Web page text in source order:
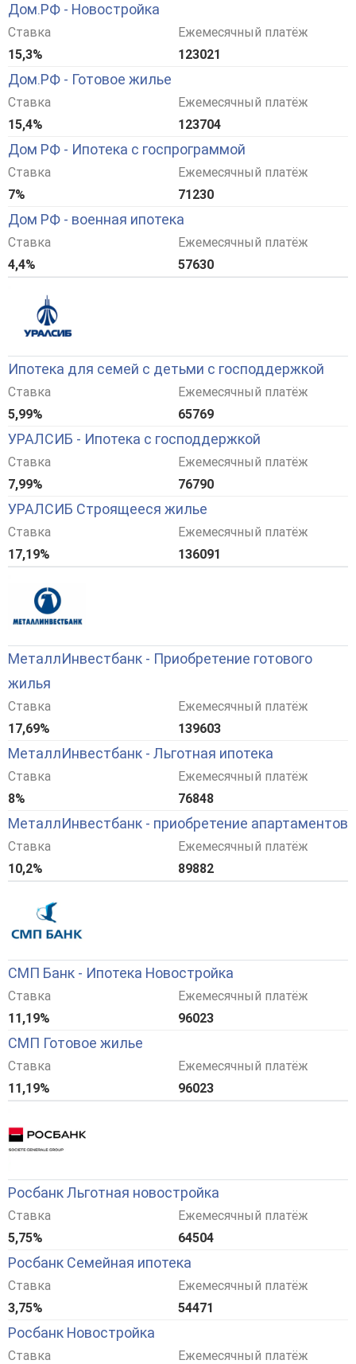
Дом.РФ - Новостройка
Ставка
15,3%
Ежемесячный платёж
123021
Дом.РФ - Готовое жилье
Ставка
15,4%
Ежемесячный платёж
123704
Дом РФ - Ипотека с госпрограммой
Ставка
7%
Ежемесячный платёж
71230
Дом РФ - военная ипотека
Ставка
4,4%
Ежемесячный платёж
57630
Ипотека для семей с детьми с господдержкой
Ставка
5,99%
Ежемесячный платёж
65769
УРАЛСИБ - Ипотека с господдержкой
Ставка
7,99%
Ежемесячный платёж
76790
УРАЛСИБ Строящееся жилье
Ставка
17,19%
Ежемесячный платёж
136091
МеталлИнвестбанк - Приобретение готового
жилья
Ставка
17,69%
Ежемесячный платёж
139603
МеталлИнвестбанк - Льготная ипотека
Ставка
8%
Ежемесячный платёж
76848
МеталлИнвестбанк - приобретение апартаментов
Ставка
10,2%
Ежемесячный платёж
89882
СМП Банк - Ипотека Новостройка
Ставка
11,19%
Ежемесячный платёж
96023
СМП Готовое жилье
Ставка
11,19%
Ежемесячный платёж
96023
Росбанк Льготная новостройка
Ставка
5,75%
Ежемесячный платёж
64504
Росбанк Семейная ипотека
Ставка
3,75%
Ежемесячный платёж
54471
Росбанк Новостройка
Ставка Ежемесячный платёж